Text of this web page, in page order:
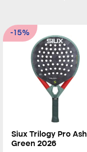
-15%
Siux Trilogy Pro Ash
Green 2026